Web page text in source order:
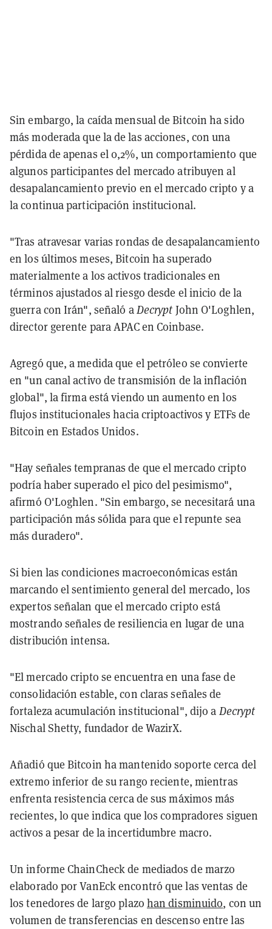
Sin embargo, la caída mensual de Bitcoin ha sido
más moderada que la de las acciones, con una
pérdida de apenas el 0,2%, un comportamiento que
algunos participantes del mercado atribuyen al
desapalancamiento previo en el mercado cripto y a
la continua participación institucional.
"Tras atravesar varias rondas de desapalancamiento
en los últimos meses, Bitcoin ha superado
materialmente a los activos tradicionales en
términos ajustados al riesgo desde el inicio de la
guerra con Irán", señaló aDecrypt John O'Loghlen,
director gerente para APAC en Coinbase.
Agregó que, a medida que el petróleo se convierte
en "un canal activo de transmisión de la inflación
global", la firma está viendo un aumento en los
flujos institucionales hacia criptoactivos y ETFs de
Bitcoin en Estados Unidos.
"Hay señales tempranas de que el mercado cripto
podría haber superado el pico del pesimismo",
afirmó O'Loghlen. "Sin embargo, se necesitará una
participación más sólida para que el repunte sea
más duradero".
Si bien las condiciones macroeconómicas están
marcando el sentimiento general del mercado, los
expertos señalan que el mercado cripto está
mostrando señales de resiliencia en lugar de una
distribución intensa.
"El mercado cripto se encuentra en una fase de
consolidación estable, con claras señales de
fortaleza acumulación institucional", dijo a Decrypt
Nischal Shetty, fundador de WazirX.
Añadió que Bitcoin ha mantenido soporte cerca del
extremo inferior de su rango reciente, mientras
enfrenta resistencia cerca de sus máximos más
recientes, lo que indica que los compradores siguen
activos a pesar de la incertidumbre macro.
Un informe ChainCheck de mediados de marzo
elaborado por VanEck encontró que las ventas de
los tenedores de largo plazo han disminuido, con un
volumen de transferencias en descenso entre las